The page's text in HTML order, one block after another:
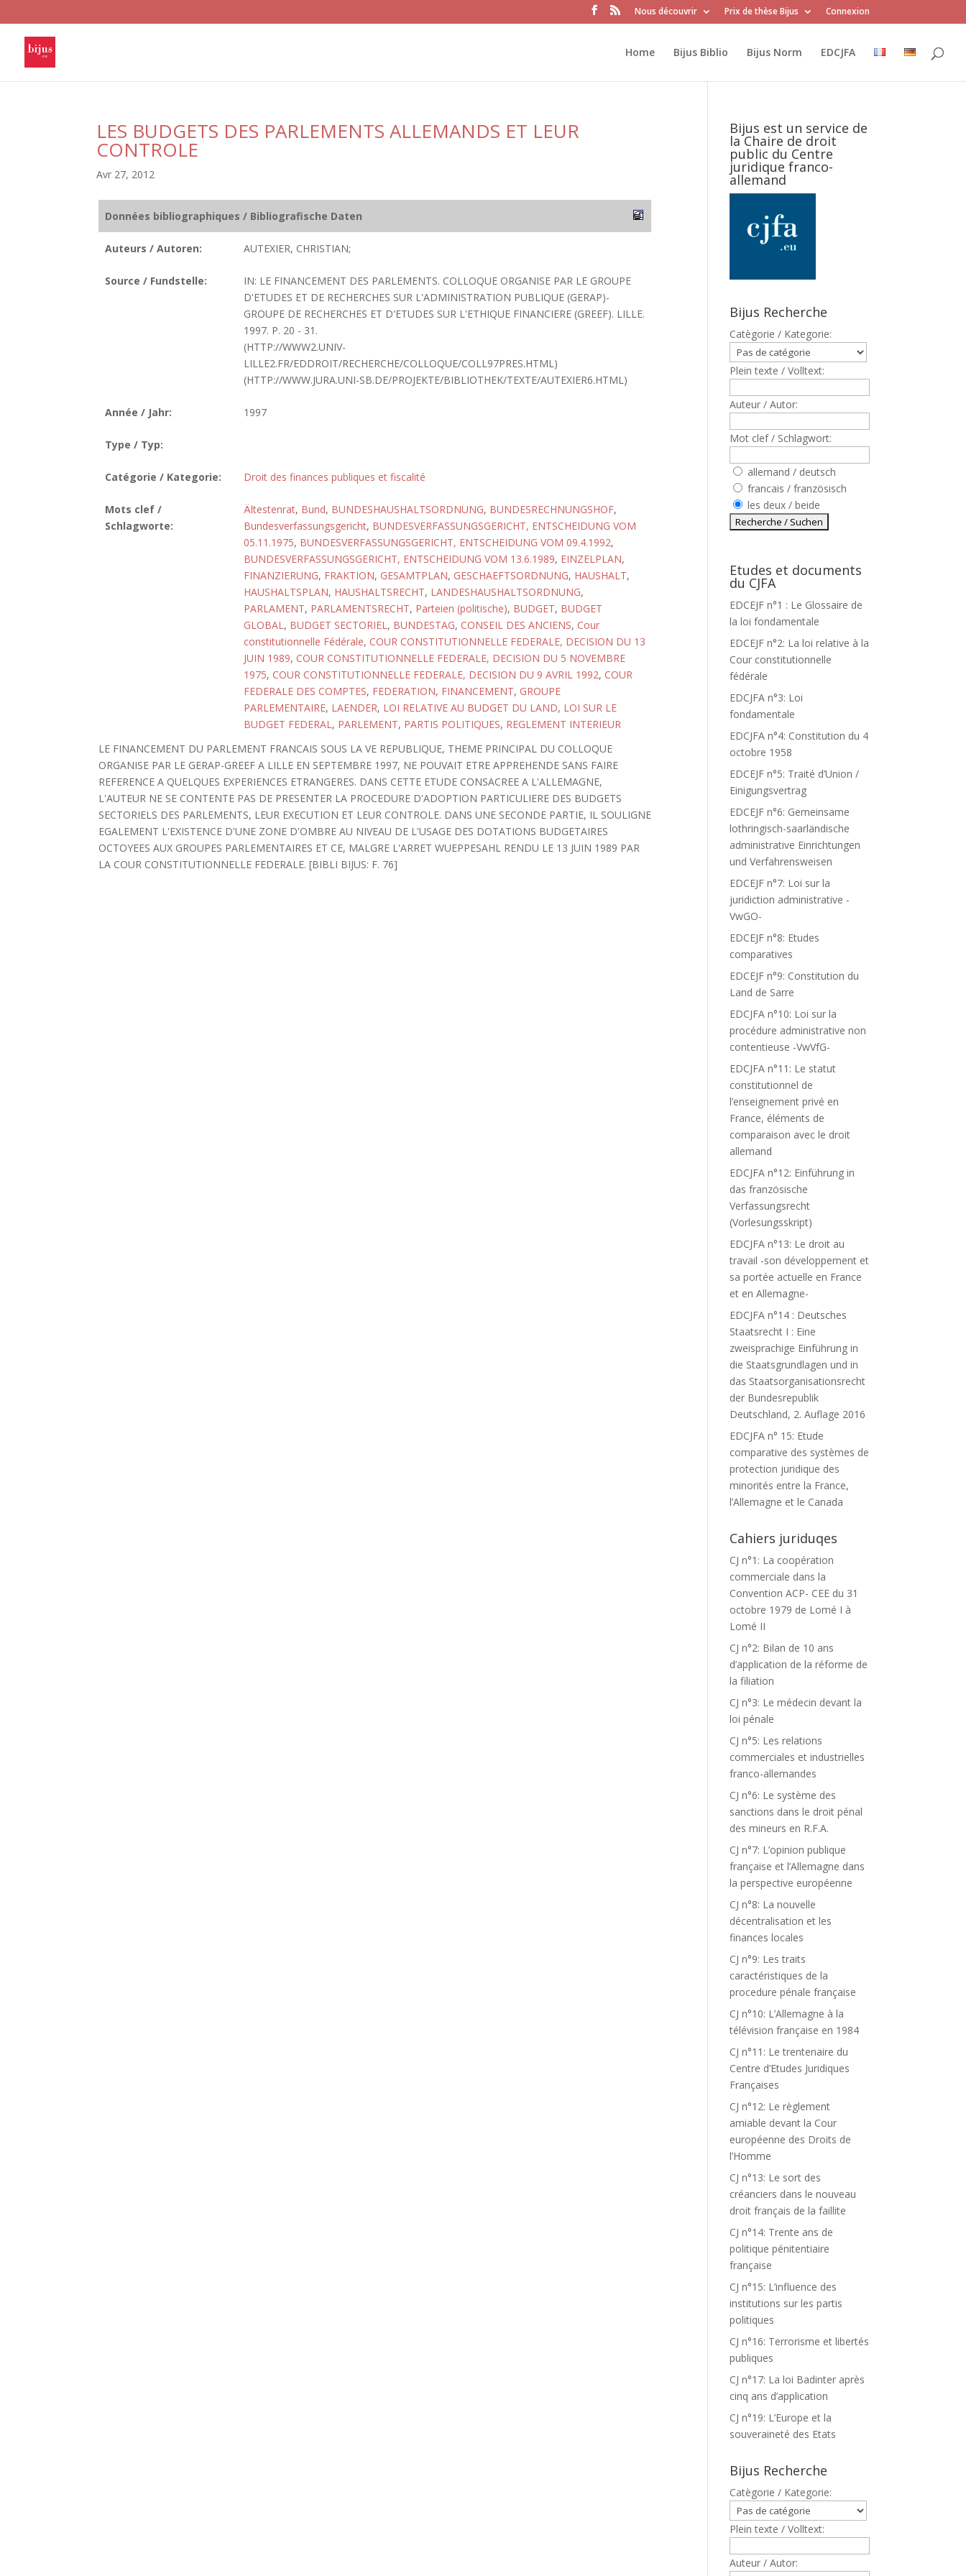
Nous découvrir Prix de thèse Bijus Connexion
Home Bijus Biblio Bijus Norm EDCJFA
LES BUDGETS DES PARLEMENTS ALLEMANDS ET LEUR
CONTROLE
Avr 27, 2012
Données bibliographiques / Bibliografische Daten
Auteurs / Autoren: AUTEXIER, CHRISTIAN;
Source / Fundstelle:
IN: LE FINANCEMENT DES PARLEMENTS. COLLOQUE ORGANISE PAR LE GROUPE
D'ETUDES ET DE RECHERCHES SUR L'ADMINISTRATION PUBLIQUE (GERAP)-
GROUPE DE RECHERCHES ET D'ETUDES SUR L'ETHIQUE FINANCIERE (GREEF). LILLE.
1997. P. 20 - 31.
(HTTP://WWW2.UNIV-
LILLE2.FR/EDDROIT/RECHERCHE/COLLOQUE/COLL97PRES.HTML)
(HTTP://WWW.JURA.UNI-SB.DE/PROJEKTE/BIBLIOTHEK/TEXTE/AUTEXIER6.HTML)
Année / Jahr: 1997
Type / Typ:
Catégorie / Kategorie: Droit des finances publiques et fiscalité
Mots clef /
Schlagworte:
Ältestenrat, Bund, BUNDESHAUSHALTSORDNUNG, BUNDESRECHNUNGSHOF,
Bundesverfassungsgericht, BUNDESVERFASSUNGSGERICHT, ENTSCHEIDUNG VOM
05.11.1975, BUNDESVERFASSUNGSGERICHT, ENTSCHEIDUNG VOM 09.4.1992,
BUNDESVERFASSUNGSGERICHT, ENTSCHEIDUNG VOM 13.6.1989, EINZELPLAN,
FINANZIERUNG, FRAKTION, GESAMTPLAN, GESCHAEFTSORDNUNG, HAUSHALT,
HAUSHALTSPLAN, HAUSHALTSRECHT, LANDESHAUSHALTSORDNUNG,
PARLAMENT, PARLAMENTSRECHT, Parteien (politische), BUDGET, BUDGET
GLOBAL, BUDGET SECTORIEL, BUNDESTAG, CONSEIL DES ANCIENS, Cour
constitutionnelle Fédérale, COUR CONSTITUTIONNELLE FEDERALE, DECISION DU 13
JUIN 1989, COUR CONSTITUTIONNELLE FEDERALE, DECISION DU 5 NOVEMBRE
1975, COUR CONSTITUTIONNELLE FEDERALE, DECISION DU 9 AVRIL 1992, COUR
FEDERALE DES COMPTES, FEDERATION, FINANCEMENT, GROUPE
PARLEMENTAIRE, LAENDER, LOI RELATIVE AU BUDGET DU LAND, LOI SUR LE
BUDGET FEDERAL, PARLEMENT, PARTIS POLITIQUES, REGLEMENT INTERIEUR
LE FINANCEMENT DU PARLEMENT FRANCAIS SOUS LA VE REPUBLIQUE, THEME PRINCIPAL DU COLLOQUE
ORGANISE PAR LE GERAP-GREEF A LILLE EN SEPTEMBRE 1997, NE POUVAIT ETRE APPREHENDE SANS FAIRE
REFERENCE A QUELQUES EXPERIENCES ETRANGERES. DANS CETTE ETUDE CONSACREE A L'ALLEMAGNE,
L'AUTEUR NE SE CONTENTE PAS DE PRESENTER LA PROCEDURE D'ADOPTION PARTICULIERE DES BUDGETS
SECTORIELS DES PARLEMENTS, LEUR EXECUTION ET LEUR CONTROLE. DANS UNE SECONDE PARTIE, IL SOULIGNE
EGALEMENT L'EXISTENCE D'UNE ZONE D'OMBRE AU NIVEAU DE L'USAGE DES DOTATIONS BUDGETAIRES
OCTOYEES AUX GROUPES PARLEMENTAIRES ET CE, MALGRE L'ARRET WUEPPESAHL RENDU LE 13 JUIN 1989 PAR
LA COUR CONSTITUTIONNELLE FEDERALE. [BIBLI BIJUS: F. 76]
Bijus est un service de
la Chaire de droit
public du Centre
juridique franco-
allemand
Bijus Recherche
Catègorie / Kategorie:
Plein texte / Volltext:
Auteur / Autor:
Mot clef / Schlagwort:
allemand / deutsch
francais / französisch
les deux / beide
Etudes et documents
du CJFA
EDCEJF n°1 : Le Glossaire de
la loi fondamentale
EDCEJF n°2: La loi relative à la
Cour constitutionnelle
fédérale
EDCJFA n°3: Loi
fondamentale
EDCJFA n°4: Constitution du 4
octobre 1958
EDCEJF n°5: Traité d’Union /
Einigungsvertrag
EDCEJF n°6: Gemeinsame
lothringisch-saarländische
administrative Einrichtungen
und Verfahrensweisen
EDCEJF n°7: Loi sur la
juridiction administrative -
VwGO-
EDCEJF n°8: Etudes
comparatives
EDCEJF n°9: Constitution du
Land de Sarre
EDCJFA n°10: Loi sur la
procédure administrative non
contentieuse -VwVfG-
EDCJFA n°11: Le statut
constitutionnel de
l’enseignement privé en
France, éléments de
comparaison avec le droit
allemand
EDCJFA n°12: Einführung in
das französische
Verfassungsrecht
(Vorlesungsskript)
EDCJFA n°13: Le droit au
travail -son développement et
sa portée actuelle en France
et en Allemagne-
EDCJFA n°14 : Deutsches
Staatsrecht I : Eine
zweisprachige Einführung in
die Staatsgrundlagen und in
das Staatsorganisationsrecht
der Bundesrepublik
Deutschland, 2. Auflage 2016
EDCJFA n° 15: Etude
comparative des systèmes de
protection juridique des
minorités entre la France,
l’Allemagne et le Canada
Cahiers juriduqes
CJ n°1: La coopération
commerciale dans la
Convention ACP- CEE du 31
octobre 1979 de Lomé I à
Lomé II
CJ n°2: Bilan de 10 ans
d’application de la réforme de
la filiation
CJ n°3: Le médecin devant la
loi pénale
CJ n°5: Les relations
commerciales et industrielles
franco-allemandes
CJ n°6: Le système des
sanctions dans le droit pénal
des mineurs en R.F.A.
CJ n°7: L’opinion publique
française et l’Allemagne dans
la perspective européenne
CJ n°8: La nouvelle
décentralisation et les
finances locales
CJ n°9: Les traits
caractéristiques de la
procedure pénale française
CJ n°10: L’Allemagne à la
télévision française en 1984
CJ n°11: Le trentenaire du
Centre d’Etudes Juridiques
Françaises
CJ n°12: Le règlement
amiable devant la Cour
européenne des Droits de
l’Homme
CJ n°13: Le sort des
créanciers dans le nouveau
droit français de la faillite
CJ n°14: Trente ans de
politique pénitentiaire
française
CJ n°15: L’influence des
institutions sur les partis
politiques
CJ n°16: Terrorisme et libertés
publiques
CJ n°17: La loi Badinter après
cinq ans d’application
CJ n°19: L’Europe et la
souveraineté des Etats
Bijus Recherche
Catègorie / Kategorie:
Plein texte / Volltext:
Auteur / Autor: